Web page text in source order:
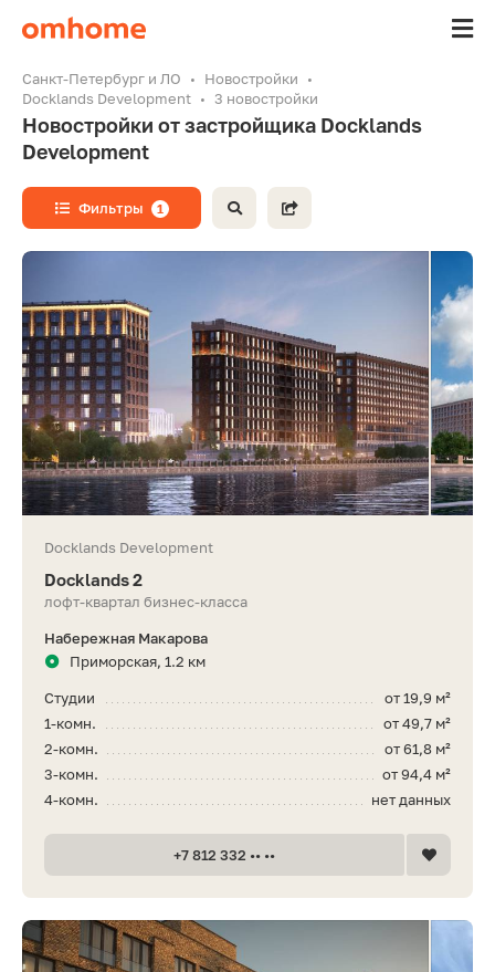
Санкт-Петербург и ЛО
Новостройки
Docklands Development
3 новостройки
Новостройки от застройщика Docklands
Development
Фильтры 1
Docklands Development
Docklands 2
лофт-квартал бизнес-класса
Набережная Макарова
Приморская, 1.2 км
от 19,9 м²
Студии
от 49,7 м²
1-комн.
от 61,8 м²
2-комн.
от 94,4 м²
3-комн.
нет данных
4-комн.
+7 812 332 •• ••